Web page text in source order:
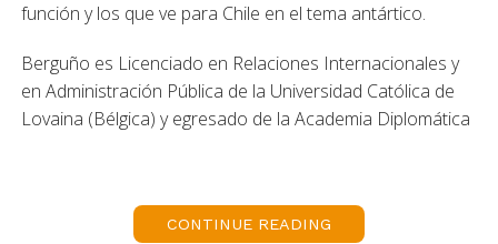
función y los que ve para Chile en el tema antártico.
Berguño es Licenciado en Relaciones Internacionales y
en Administración Pública de la Universidad Católica de
Lovaina (Bélgica) y egresado de la Academia Diplomática
organismos internacionales con sede en Viena, entre
otros destinos diplomáticos. Fue director de Asuntos
CONTINUE READING